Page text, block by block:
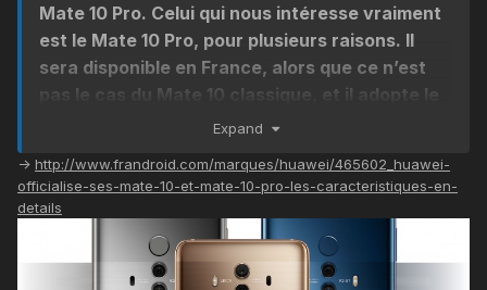
Mate 10 Pro. Celui qui nous intéresse vraiment
est le Mate 10 Pro, pour plusieurs raisons. Il
sera disponible en France, alors que ce n’est
pas le cas du Mate 10 classique, et il adopte le
format 18:9 si populaire.
Expand
-> http://www.frandroid.com/marques/huawei/465602_huawei-
officialise-ses-mate-10-et-mate-10-pro-les-caracteristiques-en-
details